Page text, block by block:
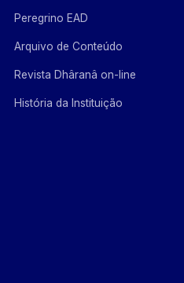
Peregrino EAD
Arquivo de Conteúdo
Revista Dhâranâ on-line
História da Instituição